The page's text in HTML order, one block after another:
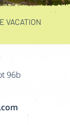
VACATION
96b